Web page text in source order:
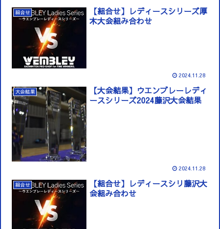
組合せ
【組合せ】レディースシリーズ厚
木大会組み合わせ
2024.11.28
大会結果
【大会結果】ウエンブレーレディ
ースシリーズ2024藤沢大会結果
2024.11.28
組合せ
【組合せ】レディースシリ藤沢大
会組み合わせ